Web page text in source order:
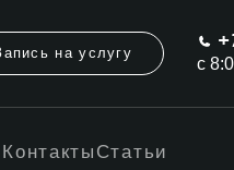
на услугу
с
Контакты Статьи